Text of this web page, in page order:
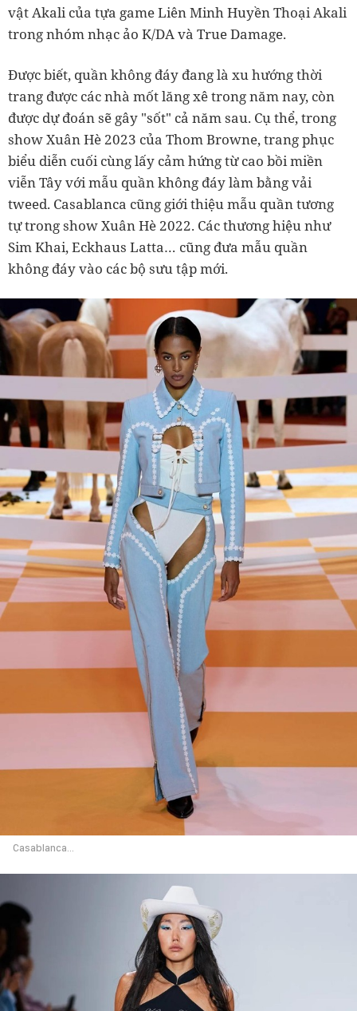
vật Akali của tựa game Liên Minh Huyền Thoại Akali
trong nhóm nhạc ảo K/DA và True Damage.
Được biết, quần không đáy đang là xu hướng thời
trang được các nhà mốt lăng xê trong năm nay, còn
được dự đoán sẽ gây "sốt" cả năm sau. Cụ thể, trong
show Xuân Hè 2023 của Thom Browne, trang phục
biểu diễn cuối cùng lấy cảm hứng từ cao bồi miền
viễn Tây với mẫu quần không đáy làm bằng vải
tweed. Casablanca cũng giới thiệu mẫu quần tương
tự trong show Xuân Hè 2022. Các thương hiệu như
Sim Khai, Eckhaus Latta… cũng đưa mẫu quần
không đáy vào các bộ sưu tập mới.
Casablanca...